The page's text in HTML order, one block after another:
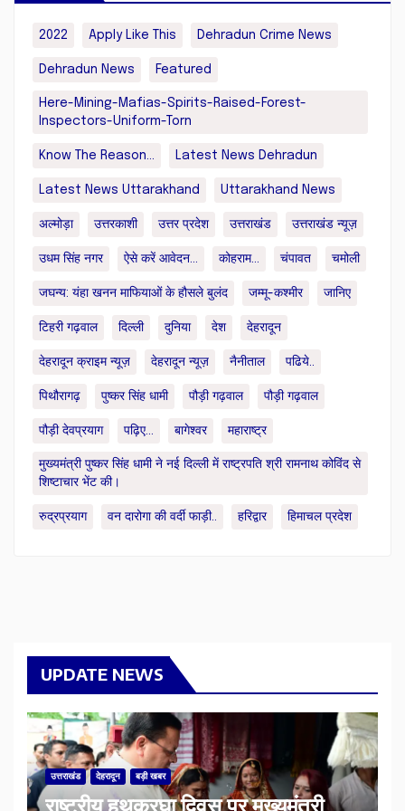
2022 Apply Like This Dehradun Crime News
Dehradun News Featured
Here-Mining-Mafias-Spirits-Raised-Forest-
Inspectors-Uniform-Torn
Know The Reason... Latest News Dehradun
Latest News Uttarakhand Uttarakhand News
अल्मोड़ा उत्तरकाशी उत्तर प्रदेश उत्तराखंड उत्तराखंड न्यूज़
उधम सिंह नगर ऐसे करें आवेदन... कोहराम... चंपावत चमोली
जघन्य: यंहा खनन माफियाओं के हौसले बुलंद जम्मू-कश्मीर जानिए
टिहरी गढ़वाल दिल्ली दुनिया देश देहरादून
देहरादून क्राइम न्यूज़ देहरादून न्यूज़ नैनीताल पढिये..
पिथौरागढ़ पुष्कर सिंह धामी पौड़ी गढ़वाल पौड़ी गढ़वाल
पौड़ी देवप्रयाग पढ़िए... बागेश्वर महाराष्ट्र
मुख्यमंत्री पुष्कर सिंह धामी ने नई दिल्ली में राष्ट्रपति श्री रामनाथ कोविंद से
शिष्टाचार भेंट की।
रुद्रप्रयाग वन दारोगा की वर्दी फाड़ी.. हरिद्वार हिमाचल प्रदेश
UPDATE NEWS
उत्तराखंड देहरादून बड़ी खबर
राष्ट्रीय हथकरघा दिवस पर मुख्यमंत्री